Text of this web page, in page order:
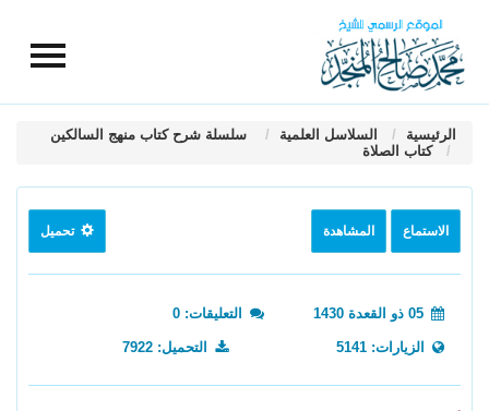
الرئيسية السلاسل العلمية
سلسلة شرح كتاب منهج السالكين
كتاب الصلاة
الاستماع المشاهدة تحميل
التعليقات: 0
الزيارات: 5141 التحميل: 7922